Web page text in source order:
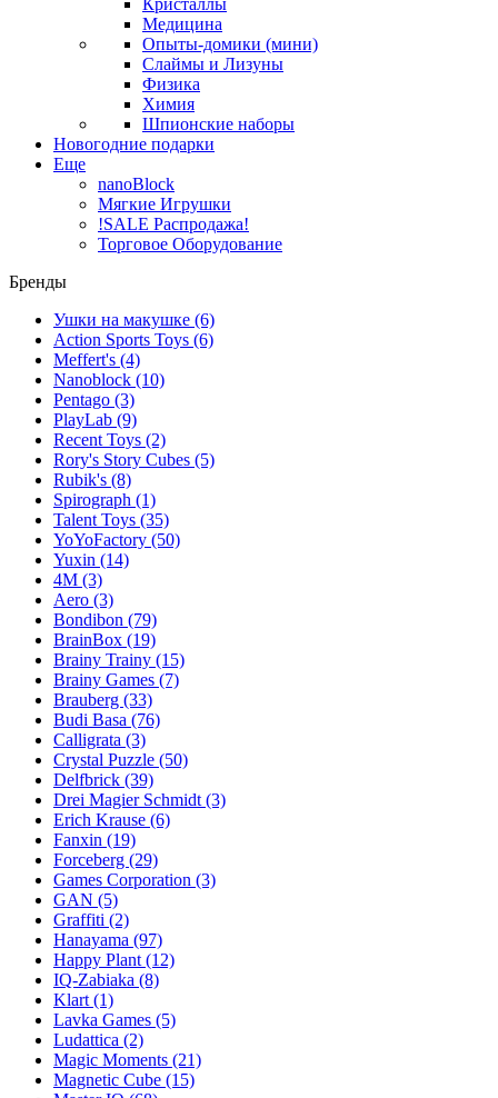
Кристаллы
Медицина
Опыты-домики (мини)
Слаймы и Лизуны
Физика
Химия
Шпионские наборы
Новогодние подарки
Еще
nanoBlock
Мягкие Игрушки
!SALE Распродажа!
Торговое Оборудование
Бренды
Ушки на макушке (6)
Action Sports Toys (6)
Meffert's (4)
Nanoblock (10)
Pentago (3)
PlayLab (9)
Recent Toys (2)
Rory's Story Cubes (5)
Rubik's (8)
Spirograph (1)
Talent Toys (35)
YoYoFactory (50)
Yuxin (14)
4M (3)
Aero (3)
Bondibon (79)
BrainBox (19)
Brainy Trainy (15)
Brainy Games (7)
Brauberg (33)
Budi Basa (76)
Calligrata (3)
Crystal Puzzle (50)
Delfbrick (39)
Drei Magier Schmidt (3)
Erich Krause (6)
Fanxin (19)
Forceberg (29)
Games Corporation (3)
GAN (5)
Graffiti (2)
Hanayama (97)
Happy Plant (12)
IQ-Zabiaka (8)
Klart (1)
Lavka Games (5)
Ludattica (2)
Magic Moments (21)
Magnetic Cube (15)